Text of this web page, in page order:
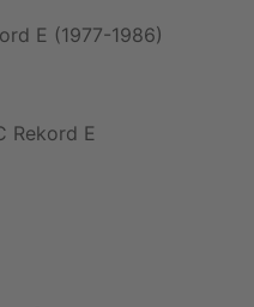
E (1977-1986)